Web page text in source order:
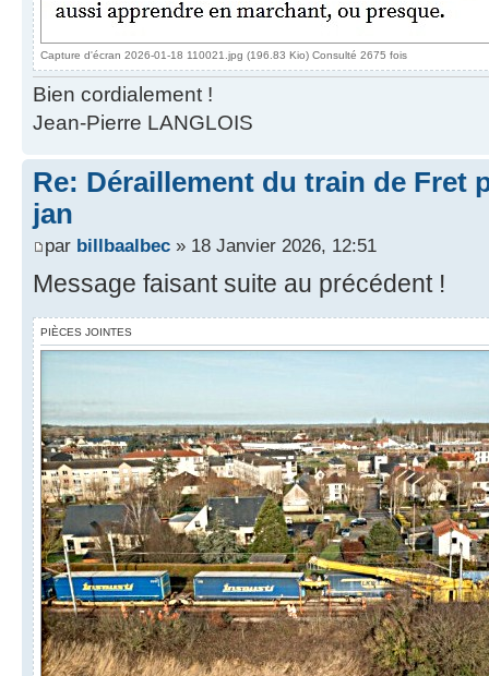
Capture d'écran 2026-01-18 110021.jpg (196.83 Kio) Consulté 2675 fois
Bien cordialement !
Jean-Pierre LANGLOIS
Re: Déraillement du train de Fret
jan
par billbaalbec » 18 Janvier 2026, 12:51
Message faisant suite au précédent !
PIÈCES JOINTES